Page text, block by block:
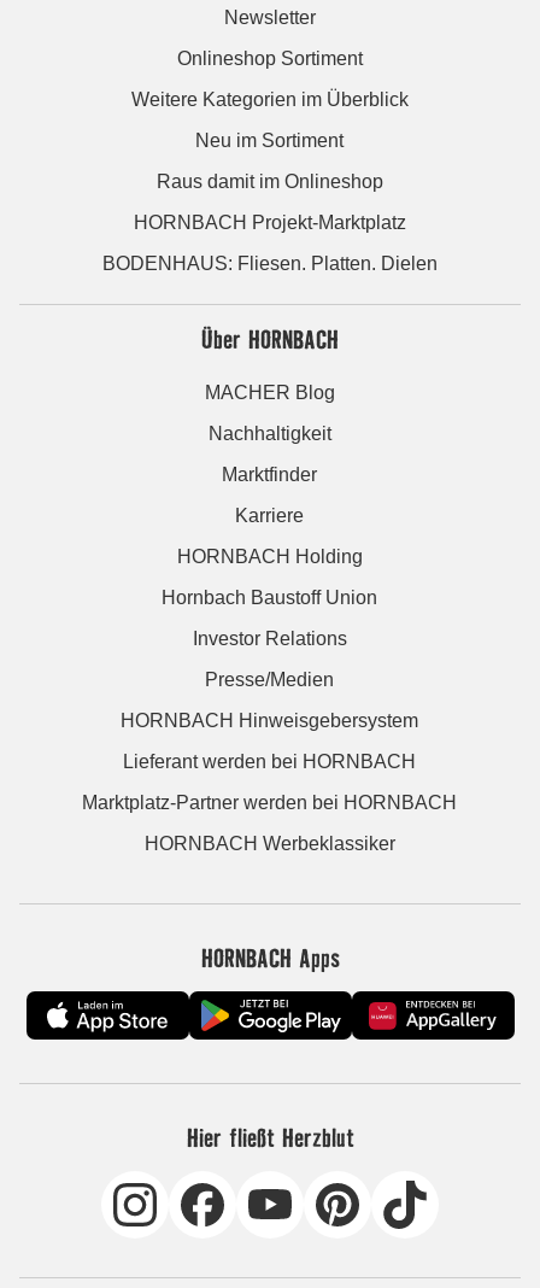
Newsletter
Onlineshop Sortiment
Weitere Kategorien im Überblick
Neu im Sortiment
Raus damit im Onlineshop
HORNBACH Projekt-Marktplatz
BODENHAUS: Fliesen. Platten. Dielen
Über HORNBACH
MACHER Blog
Nachhaltigkeit
Marktfinder
Karriere
HORNBACH Holding
Hornbach Baustoff Union
Investor Relations
Presse/Medien
HORNBACH Hinweisgebersystem
Lieferant werden bei HORNBACH
Marktplatz-Partner werden bei HORNBACH
HORNBACH Werbeklassiker
HORNBACH Apps
Hier fließt Herzblut